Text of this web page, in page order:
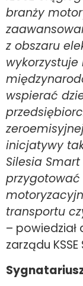
branży
z obszaru
wspierać
inicjatywy
Silesia
transportu
– powiedział
zarządu KSSE